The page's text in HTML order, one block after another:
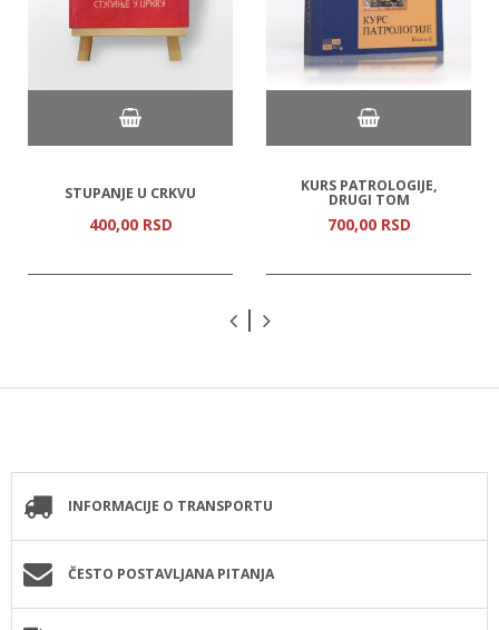
STUPANJE U CRKVU
400,00 RSD
KURS PATROLOGIJE,
DRUGI TOM
700,00 RSD
INFORMACIJE O TRANSPORTU
ČESTO POSTAVLJANA PITANJA